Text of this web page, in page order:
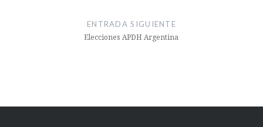
ENTRADA SIGUIENTE
Elecciones APDH Argentina